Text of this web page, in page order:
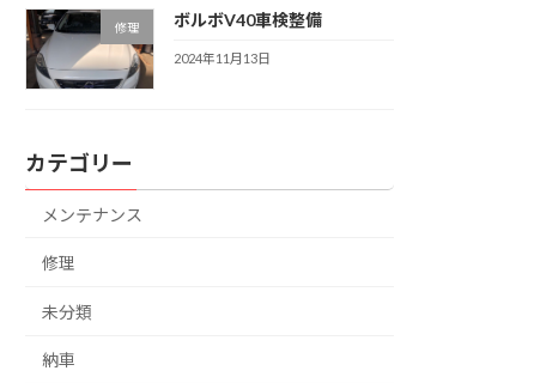
修理 ボルボV40車検整備
2024年11月13日
カテゴリー
メンテナンス
修理
未分類
納車